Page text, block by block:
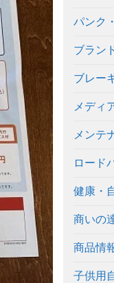
パンク
ブラン
ブレー
メディ
メンテ
ロード
健康・
商いの
商品情
子供用